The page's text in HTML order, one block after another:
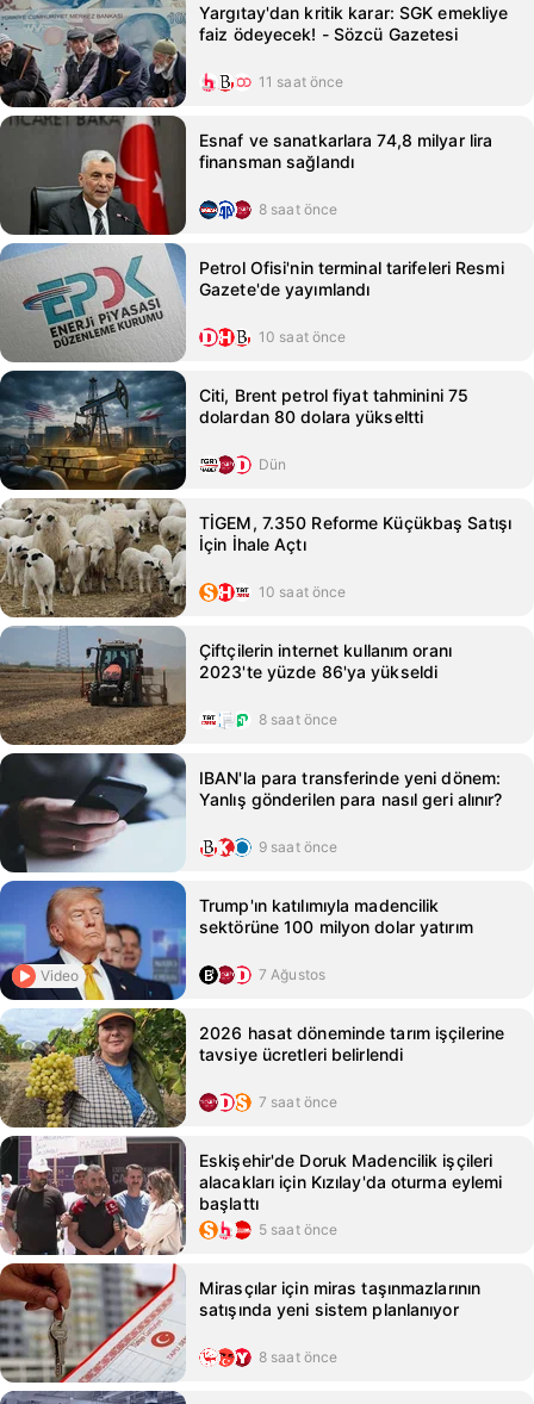
Yargıtay'dan kritik karar: SGK emekliye
faiz ödeyecek! - Sözcü Gazetesi
11 saat önce
Esnaf ve sanatkarlara 74,8 milyar lira
finansman sağlandı
8 saat önce
Petrol Ofisi'nin terminal tarifeleri Resmi
Gazete'de yayımlandı
10 saat önce
Citi, Brent petrol fiyat tahminini 75
dolardan 80 dolara yükseltti
Dün
TİGEM, 7.350 Reforme Küçükbaş Satışı
İçin İhale Açtı
10 saat önce
Çiftçilerin internet kullanım oranı
2023'te yüzde 86'ya yükseldi
8 saat önce
IBAN'la para transferinde yeni dönem:
Yanlış gönderilen para nasıl geri alınır?
9 saat önce
Video
Trump'ın katılımıyla madencilik
sektörüne 100 milyon dolar yatırım
7 Ağustos
2026 hasat döneminde tarım işçilerine
tavsiye ücretleri belirlendi
7 saat önce
Eskişehir'de Doruk Madencilik işçileri
alacakları için Kızılay'da oturma eylemi
başlattı
5 saat önce
Mirasçılar için miras taşınmazlarının
satışında yeni sistem planlanıyor
8 saat önce